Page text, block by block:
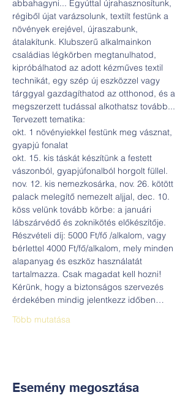
abbahagyni... Egyúttal újrahasznosítunk,
régiből újat varázsolunk, textilt festünk a
növények erejével, újraszabunk,
átalakítunk. Klubszerű alkalmainkon
családias légkörben megtanulhatod,
kipróbálhatod az adott kézműves textil
technikát, egy szép új eszközzel vagy
tárggyal gazdagíthatod az otthonod, és a
megszerzett tudással alkothatsz tovább...
Tervezett tematika:
okt. 1 növényiekkel festünk meg vásznat,
gyapjú fonalat
okt. 15. kis táskát készítünk a festett
vászonból, gyapjúfonalból horgolt füllel.
nov. 12. kis nemezkosárka, nov. 26. kötött
palack melegítő nemezelt aljjal, dec. 10.
köss velünk tovább körbe: a januári
lábszárvédő és zoknikötés előkészítője.
Részvételi díj: 5000 Ft/fő /alkalom, vagy
bérlettel 4000 Ft/fő/alkalom, mely minden
alapanyag és eszköz használatát
tartalmazza. Csak magadat kell hozni!
Kérünk, hogy a biztonságos szervezés
érdekében mindig jelentkezz időben…
Több mutatása
Esemény megosztása